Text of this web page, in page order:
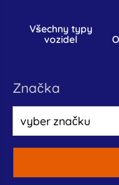
všechny typy
vozidel
značka